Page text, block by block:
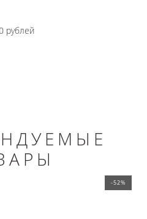
рублей
-52%